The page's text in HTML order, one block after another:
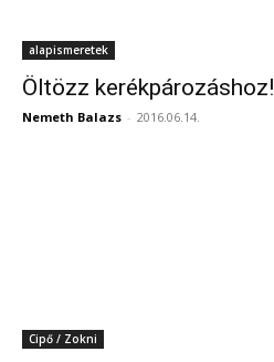
alapismeretek
Öltözz kerékpározáshoz!
Nemeth Balazs - 2016.06.14.
Cipő / Zokni